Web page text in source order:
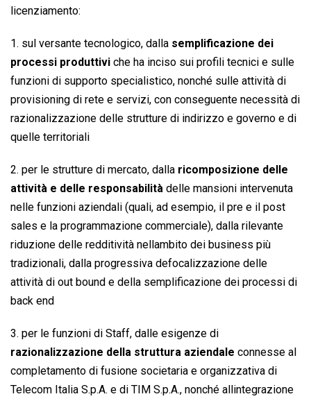
licenziamento:
1. sul versante tecnologico, dalla semplificazione dei
processi produttivi che ha inciso sui profili tecnici e sulle
funzioni di supporto specialistico, nonché sulle attività di
provisioning di rete e servizi, con conseguente necessità di
razionalizzazione delle strutture di indirizzo e governo e di
quelle territoriali
2. per le strutture di mercato, dalla ricomposizione delle
attività e delle responsabilità delle mansioni intervenuta
nelle funzioni aziendali (quali, ad esempio, il pre e il post
sales e la programmazione commerciale), dalla rilevante
riduzione delle redditività nellambito dei business più
tradizionali, dalla progressiva defocalizzazione delle
attività di out bound e della semplificazione dei processi di
back end
3. per le funzioni di Staff, dalle esigenze di
razionalizzazione della struttura aziendale connesse al
completamento di fusione societaria e organizzativa di
Telecom Italia S.p.A. e di TIM S.p.A., nonché allintegrazione